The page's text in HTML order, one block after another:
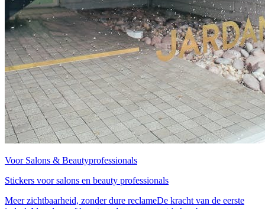
Voor Salons & Beautyprofessionals
Stickers voor salons en beauty professionals
Meer zichtbaarheid, zonder dure reclameDe kracht van de eerste